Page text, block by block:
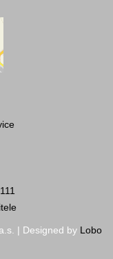
| Designed by Lobo